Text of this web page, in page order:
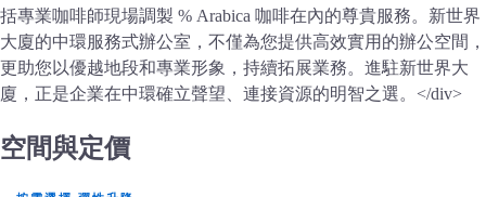
括專業咖啡師現場調製 % Arabica 咖啡在內的尊貴服務。新世界
大廈的中環服務式辦公室，不僅為您提供高效實用的辦公空間，
更助您以優越地段和專業形象，持續拓展業務。進駐新世界大
廈，正是企業在中環確立聲望、連接資源的明智之選。</div>
空間與定價